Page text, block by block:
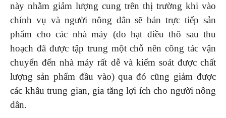
này nhằm giảm lượng cung trên thị trường khi vào
chính vụ và người nông dân sẽ bán trực tiếp sản
phẩm cho các nhà máy (do hạt điều thô sau thu
hoạch đã được tập trung một chỗ nên công tác vận
chuyển đến nhà máy rất dễ và kiểm soát được chất
lượng sản phẩm đầu vào) qua đó cũng giảm được
các khâu trung gian, gia tăng lợi ích cho người nông
dân.